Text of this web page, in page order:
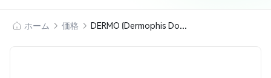
ホーム 価格 DERMO (Dermophis Donaldtrumpi)